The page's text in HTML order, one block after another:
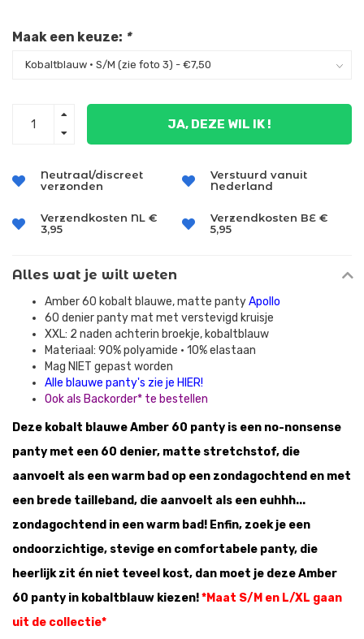
Maak een keuze: *
JA, DEZE WIL IK !
Neutraal/discreet
verzonden
Verstuurd vanuit
Nederland
Verzendkosten NL €
3,95
Verzendkosten BE €
5,95
Alles wat je wilt weten
Amber 60 kobalt blauwe, matte pantyApollo
60 denier panty mat met verstevigd kruisje
XXL: 2 naden achterin broekje, kobaltblauw
Materiaal: 90% polyamide • 10% elastaan
Mag NIET gepast worden
Alle blauwe panty's zie je HIER!
Ook als Backorder* te bestellen
Deze kobalt blauwe Amber 60 panty is een no-nonsense
panty met een 60 denier, matte stretchstof, die
aanvoelt als een warm bad op een zondagochtend en met
een brede tailleband, die aanvoelt als een euhhh...
zondagochtend in een warm bad! Enfin, zoek je een
ondoorzichtige, stevige en comfortabele panty, die
heerlijk zit én niet teveel kost, dan moet je deze Amber
60 panty in kobaltblauw kiezen!*Maat S/M en L/XL gaan
uit de collectie*